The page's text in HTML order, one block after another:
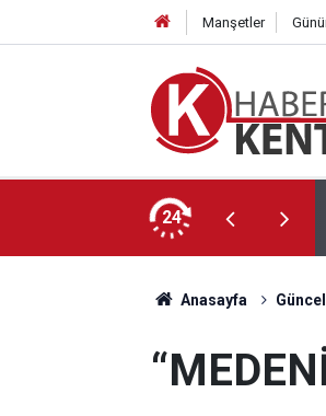
Manşetler
24
Başkan Pekyatırmacı’yla Bilgi Alışverişinde Bulundu
Anasayfa Güncel